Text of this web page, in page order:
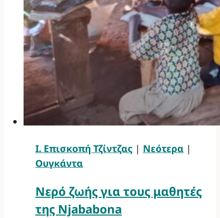
Ι. Επισκοπή Τζίντζας | Νεότερα |
Ουγκάντα
Νερό ζωής για τους μαθητές
της Njababona